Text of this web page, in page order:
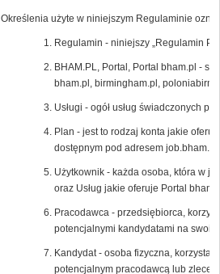
Określenia użyte w niniejszym Regulaminie
Regulamin - niniejszy „Regulamin
BHAM.PL, Portal, Portal bham.pl -
bham.pl, birmingham.pl,
Usługi - ogół usług świadczonych
Plan - jest to rodzaj konta jakie
dostępnym pod adresem job.bham.pl.
Użytkownik - każda osoba, która w
oraz Usług jakie oferuje Portal
Pracodawca - przedsiębiorca,
potencjalnymi kandydatami na
Kandydat - osoba fizyczna,
potencjalnym pracodawcą lub